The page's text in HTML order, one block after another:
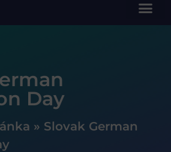
Day
» Slovak German